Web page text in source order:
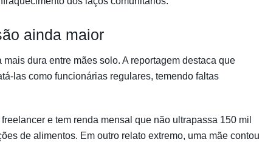
ainda maior
dura entre mães solo. A reportagem destaca que
las como funcionárias regulares, temendo faltas
e tem renda mensal que não ultrapassa 150 mil
de alimentos. Em outro relato extremo, uma mãe contou